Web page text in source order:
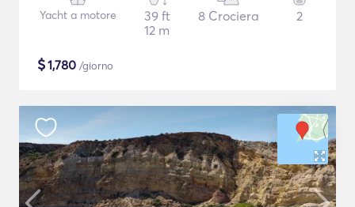
Yacht a motore
39 ft
12 m
8 Crociera 2
$1,780 /giorno